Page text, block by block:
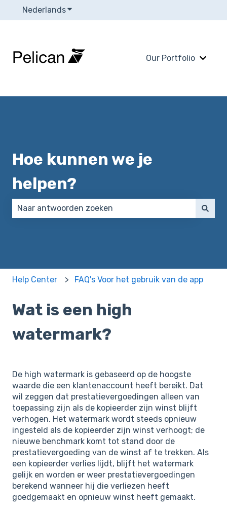
NederlandsSubmenu tonen voor vertalingen
Our Portfolio
Hoe kunnen we je
helpen?
Help Center FAQ's Voor het gebruik van de app
Wat is een high
watermark?
De high watermark is gebaseerd op de hoogste
waarde die een klantenaccount heeft bereikt. Dat
wil zeggen dat prestatievergoedingen alleen van
toepassing zijn als de kopieerder zijn winst blijft
verhogen. Het watermark wordt steeds opnieuw
ingesteld als de kopieerder zijn winst verhoogt; de
nieuwe benchmark komt tot stand door de
prestatievergoeding van de winst af te trekken. Als
een kopieerder verlies lijdt, blijft het watermark
gelijk en worden er weer prestatievergoedingen
berekend wanneer hij die verliezen heeft
goedgemaakt en opnieuw winst heeft gemaakt.